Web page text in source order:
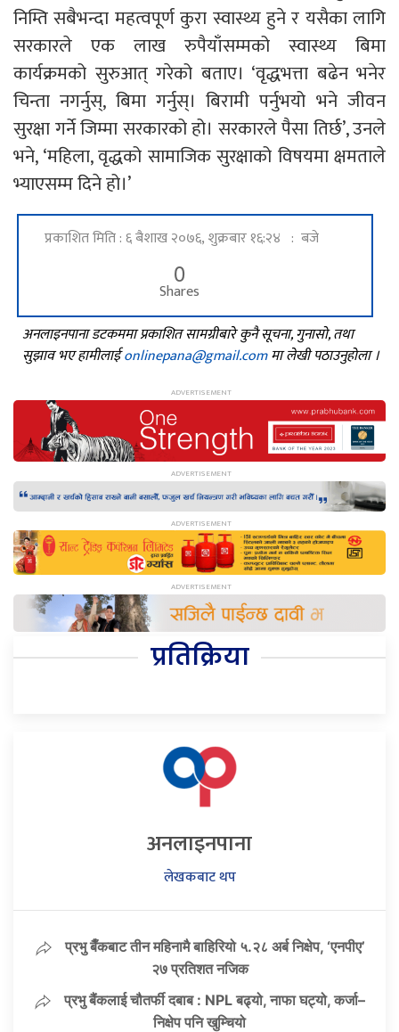
निम्ति सबैभन्दा महत्वपूर्ण कुरा स्वास्थ्य हुने र यसैका लागि
सरकारले एक लाख रुपैयाँसम्मको स्वास्थ्य बिमा
कार्यक्रमको सुरुआत् गरेको बताए। ‘वृद्धभत्ता बढेन भनेर
चिन्ता नगर्नुस्, बिमा गर्नुस्। बिरामी पर्नुभयो भने जीवन
सुरक्षा गर्ने जिम्मा सरकारको हो। सरकारले पैसा तिर्छ’, उनले
भने, ‘महिला, वृद्धको सामाजिक सुरक्षाको विषयमा क्षमताले
भ्याएसम्म दिने हो।’
प्रकाशित मिति : ६ बैशाख २०७६, शुक्रबार १६:२४ : बजे
0
Shares
अनलाइनपाना डटकममा प्रकाशित सामग्रीबारे कुनै सूचना, गुनासो, तथा
सुझाव भए हामीलाईonlinepana@gmail.comमा लेखी पठाउनुहोला ।
प्रतिक्रिया
अनलाइनपाना
लेखकबाट थप
प्रभु बैँकबाट तीन महिनामै बाहिरियो ५.२८ अर्ब निक्षेप, ‘एनपीए’
२७ प्रतिशत नजिक
प्रभु बैंकलाई चौतर्फी दबाब : NPL बढ्यो, नाफा घट्यो, कर्जा–
निक्षेप पनि खुम्चियो